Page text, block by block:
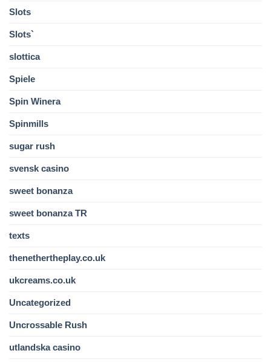
Slots
Slots`
slottica
Spiele
Spin Winera
Spinmills
sugar rush
svensk casino
sweet bonanza
sweet bonanza TR
texts
thenethertheplay.co.uk
ukcreams.co.uk
Uncategorized
Uncrossable Rush
utlandska casino